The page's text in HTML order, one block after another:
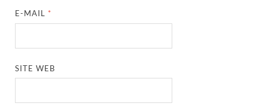
E-MAIL *
SITE WEB